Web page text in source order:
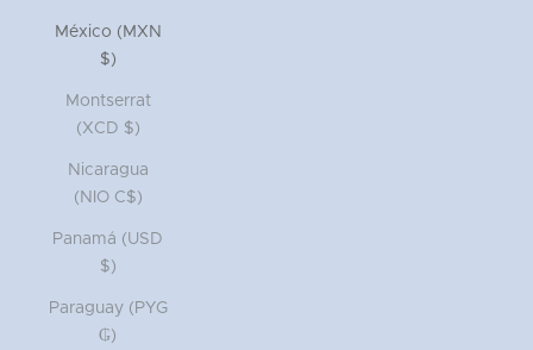
México (MXN
$)
Montserrat
(XCD $)
Nicaragua
(NIO C$)
Panamá (USD
$)
Paraguay (PYG
₲)